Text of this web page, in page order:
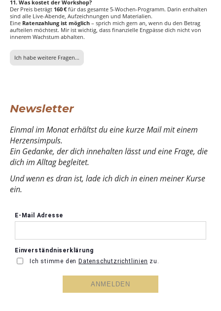
11. Was kostet der Workshop?
Der Preis beträgt 160 € für das gesamte 5-Wochen-Programm. Darin enthalten
sind alle Live-Abende, Aufzeichnungen und Materialien.
Eine Ratenzahlung ist möglich – sprich mich gern an, wenn du den Betrag
aufteilen möchtest. Mir ist wichtig, dass finanzielle Engpässe dich nicht von
innerem Wachstum abhalten.
Ich habe weitere Fragen...
Newsletter
Einmal im Monat erhältst du eine kurze Mail mit einem
Herzensimpuls.
Ein Gedanke, der dich innehalten lässt und eine Frage, die
dich im Alltag begleitet.
Und wenn es dran ist, lade ich dich in einen meiner Kurse
ein.